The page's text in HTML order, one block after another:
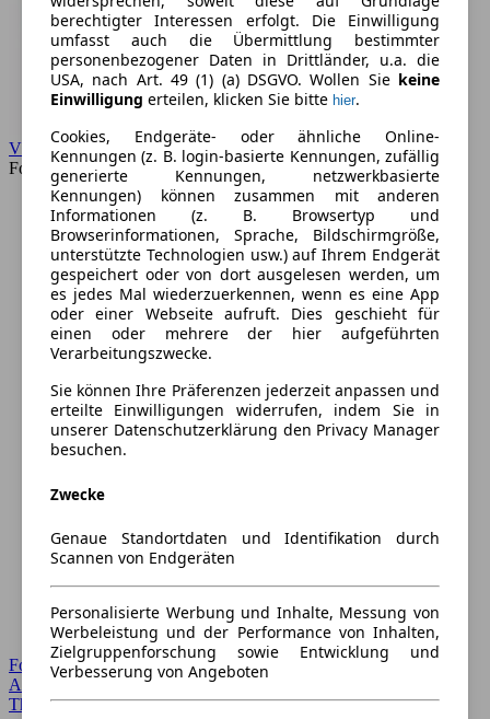
VW
Forum
Forum Startseite
Alle Auto-Foren
Themen-Forum
berechtigter Interessen erfolgt. Die Einwilligung
umfasst auch die Übermittlung bestimmter
personenbezogener Daten in Drittländer, u.a. die
USA, nach Art. 49 (1) (a) DSGVO. Wollen Sie keine
Einwilligung erteilen, klicken Sie bitte hier.
Cookies, Endgeräte- oder ähnliche Online-
Kennungen (z. B. login-basierte Kennungen, zufällig
generierte Kennungen, netzwerkbasierte
Kennungen) können zusammen mit anderen
Informationen (z. B. Browsertyp und
Browserinformationen, Sprache, Bildschirmgröße,
unterstützte Technologien usw.) auf Ihrem Endgerät
gespeichert oder von dort ausgelesen werden, um
es jedes Mal wiederzuerkennen, wenn es eine App
oder einer Webseite aufruft. Dies geschieht für
einen oder mehrere der hier aufgeführten
Verarbeitungszwecke.
Sie können Ihre Präferenzen jederzeit anpassen und
erteilte Einwilligungen widerrufen, indem Sie in
unserer Datenschutzerklärung den Privacy Manager
besuchen.
Zwecke
Genaue Standortdaten und Identifikation durch
Scannen von Endgeräten
Personalisierte Werbung und Inhalte, Messung von
Werbeleistung und der Performance von Inhalten,
Zielgruppenforschung sowie Entwicklung und
Verbesserung von Angeboten